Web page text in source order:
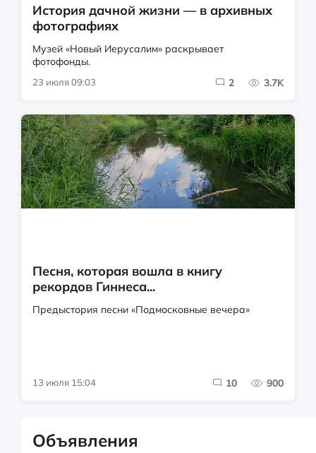
История дачной жизни — в архивных
фотографиях
Музей «Новый Иерусалим» раскрывает
фотофонды.
23 июля 09:03 2 3.7K
Песня, которая вошла в книгу
рекордов Гиннеса...
Предыстория песни «Подмосковные вечера»
13 июля 15:04 10 900
Объявления